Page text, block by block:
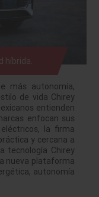
híbrida.
más autonomía,
de vida Chirey
entienden
enfocan sus
la firma
y cercana a
tecnología Chirey
nueva plataforma
autonomía